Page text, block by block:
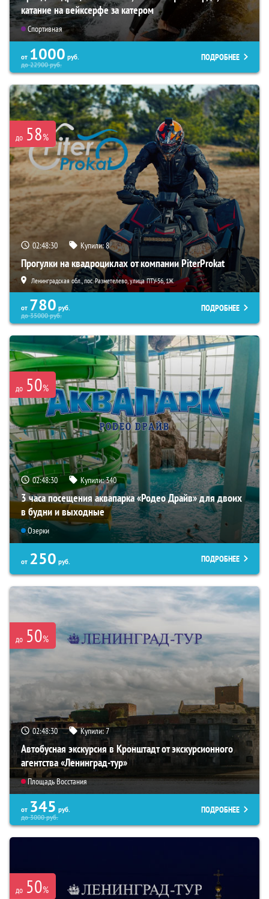
катание на вейксерфе за катером
Спортивная
от 1000 руб.
до22900руб.
ПОДРОБНЕЕ
до 58%
02:48:29 Купили:8
Прогулки на квадроциклах от компании PiterProkat
Ленинградская обл., пос. Разметелево, улица ПТУ-56, 1Ж
от 780 руб.
до35000руб.
ПОДРОБНЕЕ
до 50%
02:48:29 Купили:340
3 часа посещения аквапарка «Родео Драйв» для двоих
в будни и выходные
Озерки
от 250 руб. ПОДРОБНЕЕ
до 50%
02:48:29 Купили:7
Автобусная экскурсия в Кронштадт от экскурсионного
агентства «Ленинград-тур»
Площадь Восстания
от 345 руб.
до3000руб.
ПОДРОБНЕЕ
до 50%